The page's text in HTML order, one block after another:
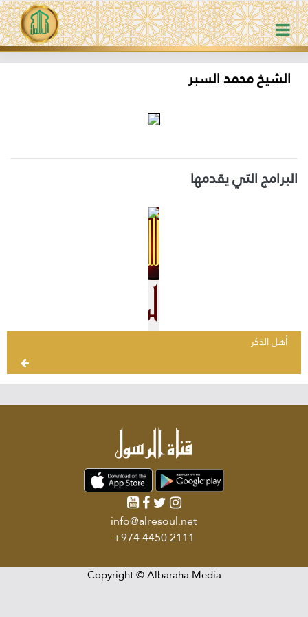
الشيخ محمد السبر
البرامج التي يقدمها
أهل الذكر
info@alresoul.net
+974 4450 2111
Copyright ©Albaraha Media